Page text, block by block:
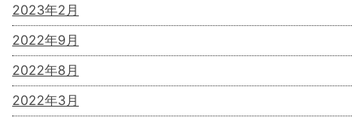
2023年2月
2022年9月
2022年8月
2022年3月